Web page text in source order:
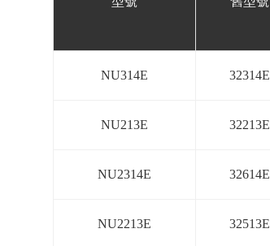
NU314E 32314E
NU213E 32213E
NU2314E 32614E
NU2213E 32513E